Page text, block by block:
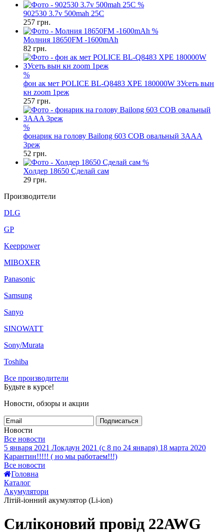
%
902530 3.7v 500mah 25C
257 грн.
%
Молния 18650FM -1600mAh
82 грн.
%
фон ак мет POLICE BL-Q8483 XPE 180000W ЗУсеть вын
кн zoom 1реж
257 грн.
%
фонарик на голову Bailong 603 COB овальный 3AAA
3реж
52 грн.
%
Холдер 18650 Сделай сам
29 грн.
Производители
DLG
GP
Keeppower
MIBOXER
Panasonic
Samsung
Sanyo
SINOWATT
Sony/Murata
Toshiba
Все производители
Будьте в курсе!
Новости, обзоры и акции
Подписаться
Новости
Все новости
5 января 2021 Локдаун 2021 (с 8 по 24 января) 18 марта 2020
Карантин!!!!! ( но мы работаем!!!)
Все новости
Головна
Каталог
Акумулятори
Літій-іонний акумулятор (Li-ion)
Силіконовий провід 22AWG